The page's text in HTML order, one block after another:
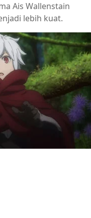
Ais Wallenstain
lebih kuat.